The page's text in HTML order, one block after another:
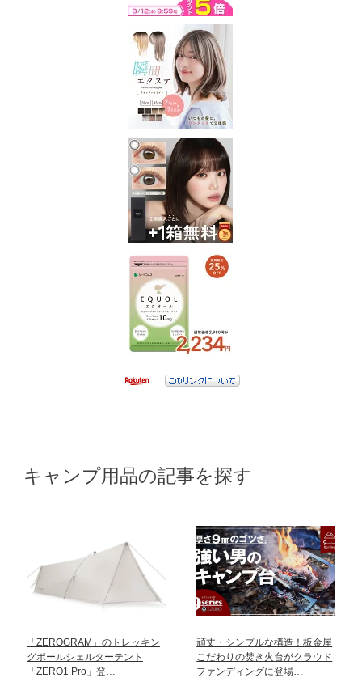
キャンプ用品の記事を探す
「ZEROGRAM」のトレッキン
グポールシェルターテント
「ZERO1 Pro」登…
頑丈・シンプルな構造！板金屋
こだわりの焚き火台がクラウド
ファンディングに登場…